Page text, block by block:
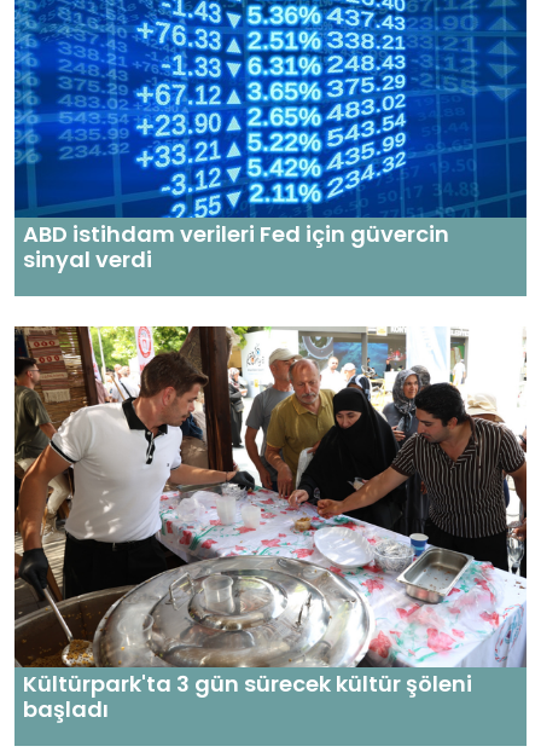
ABD istihdam verileri Fed için güvercin
sinyal verdi
Kültürpark'ta 3 gün sürecek kültür şöleni
başladı